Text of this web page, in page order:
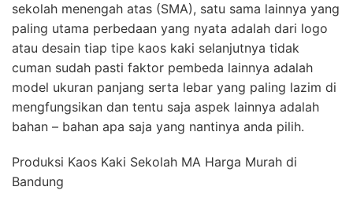
sekolah menengah atas (SMA), satu sama lainnya yang
paling utama perbedaan yang nyata adalah dari logo
atau desain tiap tipe kaos kaki selanjutnya tidak
cuman sudah pasti faktor pembeda lainnya adalah
model ukuran panjang serta lebar yang paling lazim di
mengfungsikan dan tentu saja aspek lainnya adalah
bahan – bahan apa saja yang nantinya anda pilih.
Produksi Kaos Kaki Sekolah MA Harga Murah di
Bandung